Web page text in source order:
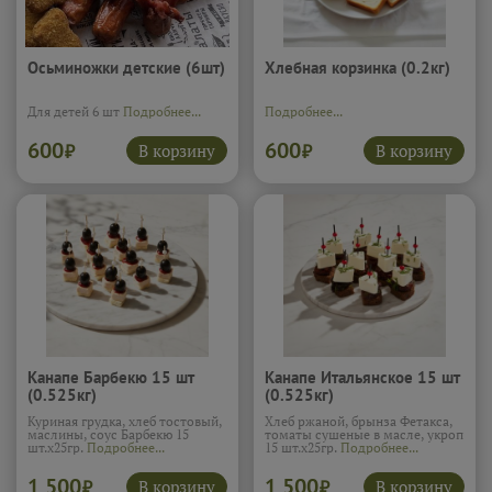
Осьминожки детские (6шт)
Для детей 6 шт Подробнее...
600₽ В корзину
Хлебная корзинка (0.2кг)
Подробнее...
600₽ В корзину
Канапе Барбекю 15 шт
(0.525кг)
Куриная грудка, хлеб тостовый,
маслины, соус Барбекю 15
шт.х25гр. Подробнее...
₽ В корзину
Канапе Итальянское 15 шт
(0.525кг)
Хлеб ржаной, брынза Фетакса,
томаты сушеные в масле, укроп
15 шт.х25гр. Подробнее...
₽ В корзину